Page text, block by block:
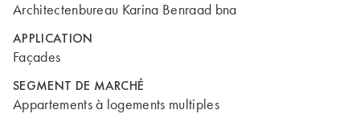
Architectenbureau Karina Benraad bna
APPLICATION
Façades
SEGMENT DE MARCHÉ
Appartements à logements multiples